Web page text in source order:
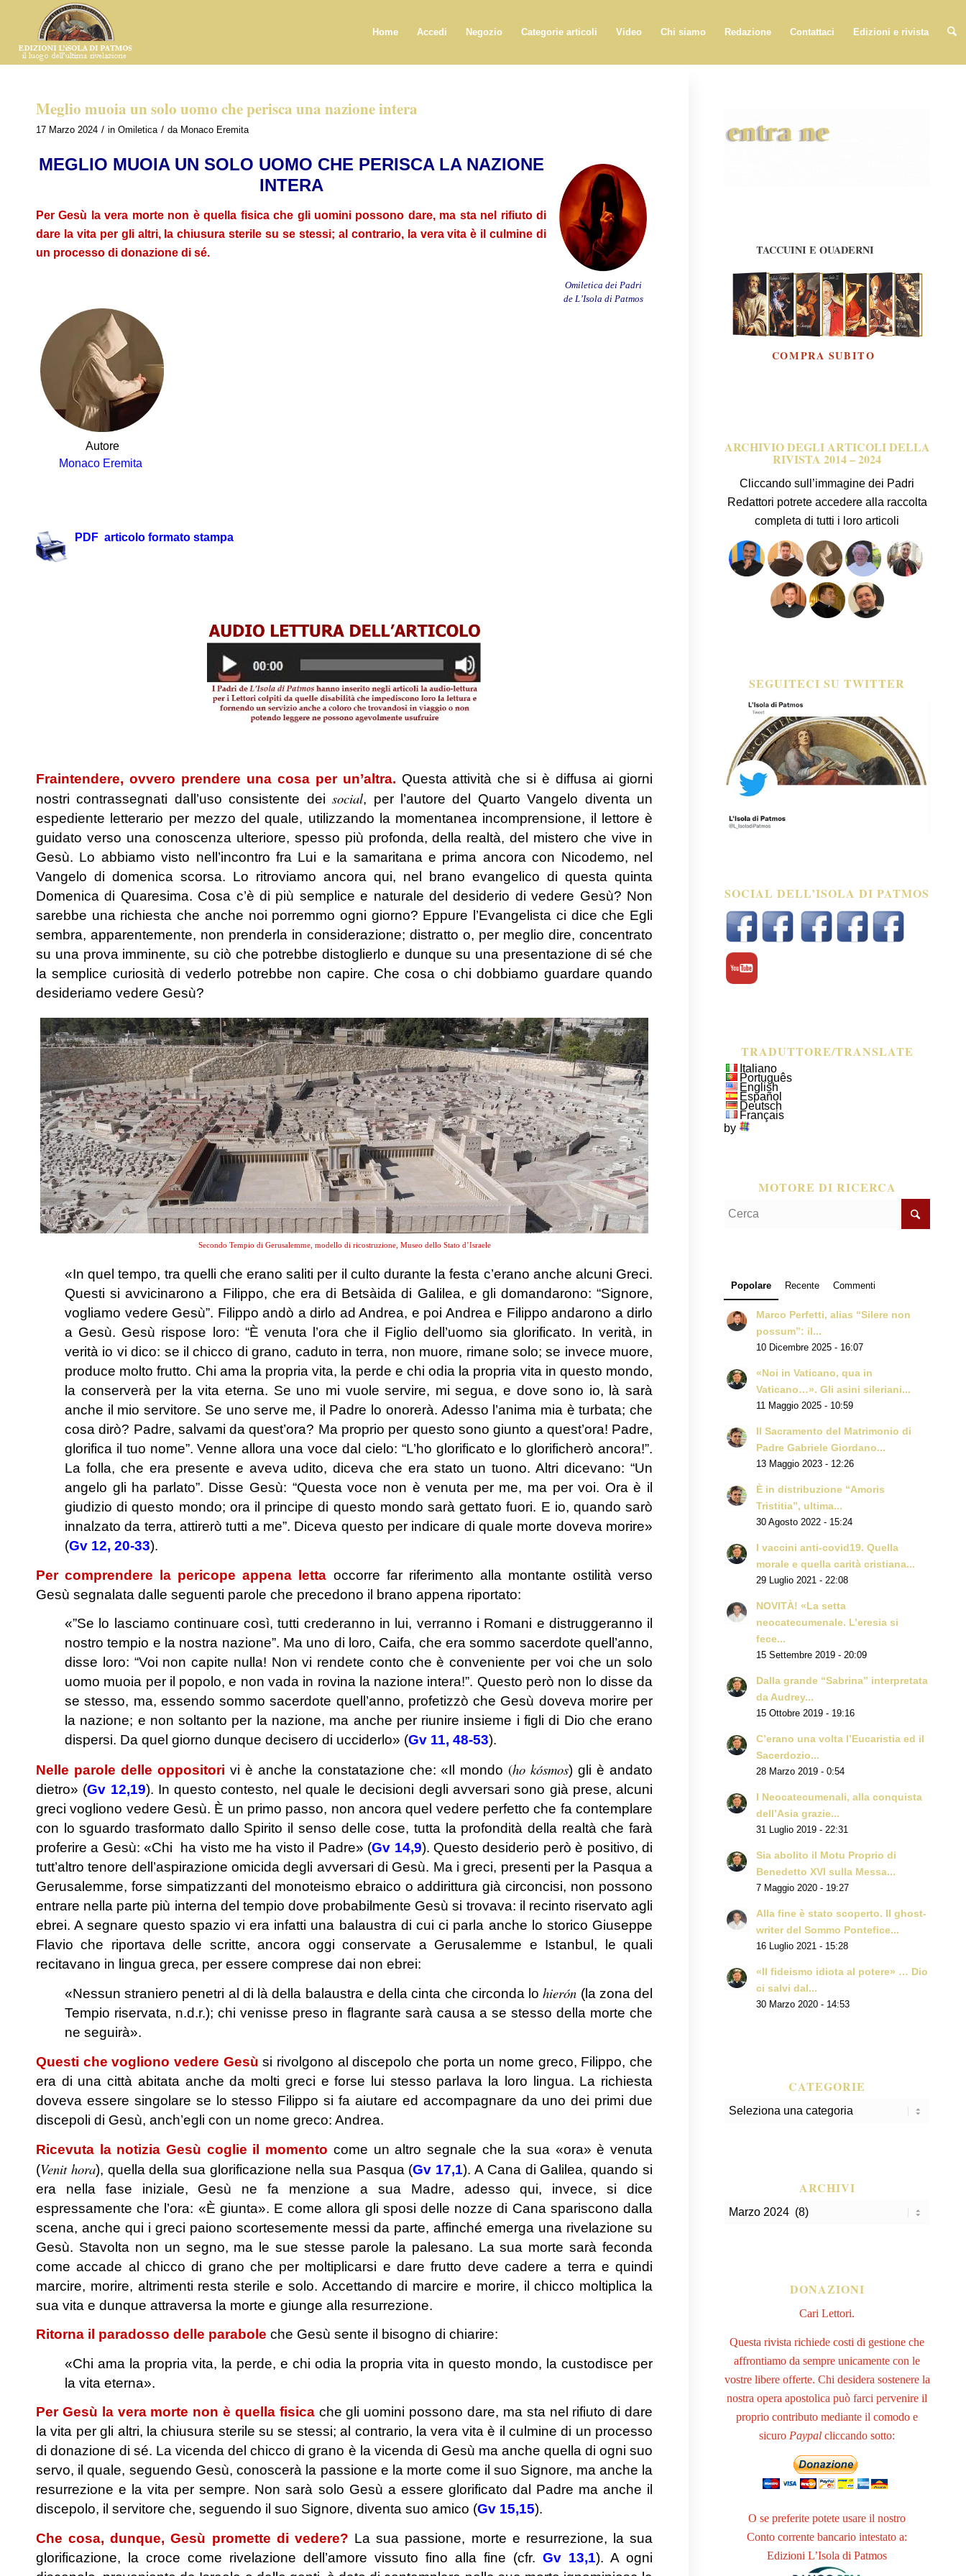
Home Accedi Negozio Categorie articoli Video Chi siamo Redazione Contattaci Edizioni e rivista
Meglio muoia un solo uomo che perisca una nazione intera
17 Marzo 2024 / in Omiletica / da Monaco Eremita
Omiletica dei Padri
de L’Isola di Patmos
MEGLIO MUOIA UN SOLO UOMO CHE PERISCA LA NAZIONE
INTERA
Per Gesù la vera morte non è quella fisica che gli uomini possono dare, ma sta nel rifiuto di
dare la vita per gli altri, la chiusura sterile su se stessi; al contrario, la vera vita è il culmine di
un processo di donazione di sé.
Autore
Monaco Eremita
PDF articolo formato stampa
Fraintendere, ovvero prendere una cosa per un’altra. Questa attività che si è diffusa ai giorni
nostri contrassegnati dall’uso consistente deisocial, per l’autore del Quarto Vangelo diventa un
espediente letterario per mezzo del quale, utilizzando la momentanea incomprensione, il lettore è
guidato verso una conoscenza ulteriore, spesso più profonda, della realtà, del mistero che vive in
Gesù. Lo abbiamo visto nell’incontro fra Lui e la samaritana e prima ancora con Nicodemo, nel
Vangelo di domenica scorsa. Lo ritroviamo ancora qui, nel brano evangelico di questa quinta
Domenica di Quaresima. Cosa c’è di più semplice e naturale del desiderio di vedere Gesù? Non
sarebbe una richiesta che anche noi porremmo ogni giorno? Eppure l’Evangelista ci dice che Egli
sembra, apparentemente, non prenderla in considerazione; distratto o, per meglio dire, concentrato
su una prova imminente, su ciò che potrebbe distoglierlo e dunque su una presentazione di sé che
la semplice curiosità di vederlo potrebbe non capire. Che cosa o chi dobbiamo guardare quando
desideriamo vedere Gesù?
Secondo Tempio di Gerusalemme, modello di ricostruzione, Museo dello Stato d’Israele
«In quel tempo, tra quelli che erano saliti per il culto durante la festa c’erano anche alcuni Greci.
Questi si avvicinarono a Filippo, che era di Betsàida di Galilea, e gli domandarono: “Signore,
vogliamo vedere Gesù”. Filippo andò a dirlo ad Andrea, e poi Andrea e Filippo andarono a dirlo
a Gesù. Gesù rispose loro: “È venuta l’ora che il Figlio dell’uomo sia glorificato. In verità, in
verità io vi dico: se il chicco di grano, caduto in terra, non muore, rimane solo; se invece muore,
produce molto frutto. Chi ama la propria vita, la perde e chi odia la propria vita in questo mondo,
la conserverà per la vita eterna. Se uno mi vuole servire, mi segua, e dove sono io, là sarà
anche il mio servitore. Se uno serve me, il Padre lo onorerà. Adesso l’anima mia è turbata; che
cosa dirò? Padre, salvami da quest’ora? Ma proprio per questo sono giunto a quest’ora! Padre,
glorifica il tuo nome”. Venne allora una voce dal cielo: “L’ho glorificato e lo glorificherò ancora!”.
La folla, che era presente e aveva udito, diceva che era stato un tuono. Altri dicevano: “Un
angelo gli ha parlato”. Disse Gesù: “Questa voce non è venuta per me, ma per voi. Ora è il
giudizio di questo mondo; ora il principe di questo mondo sarà gettato fuori. E io, quando sarò
innalzato da terra, attirerò tutti a me”. Diceva questo per indicare di quale morte doveva morire»
(Gv 12, 20-33).
Per comprendere la pericope appena letta occorre far riferimento alla montante ostilità verso
Gesù segnalata dalle seguenti parole che precedono il brano appena riportato:
«”Se lo lasciamo continuare così, tutti crederanno in lui, verranno i Romani e distruggeranno il
nostro tempio e la nostra nazione”. Ma uno di loro, Caifa, che era sommo sacerdote quell’anno,
disse loro: “Voi non capite nulla! Non vi rendete conto che è conveniente per voi che un solo
uomo muoia per il popolo, e non vada in rovina la nazione intera!”. Questo però non lo disse da
se stesso, ma, essendo sommo sacerdote quell’anno, profetizzò che Gesù doveva morire per
la nazione; e non soltanto per la nazione, ma anche per riunire insieme i figli di Dio che erano
dispersi. Da quel giorno dunque decisero di ucciderlo» (Gv 11, 48-53).
Nelle parole delle oppositori vi è anche la constatazione che: «Il mondo (ho kósmos) gli è andato
dietro» (Gv 12,19). In questo contesto, nel quale le decisioni degli avversari sono già prese, alcuni
greci vogliono vedere Gesù. È un primo passo, non ancora quel vedere perfetto che fa contemplare
con lo sguardo trasformato dallo Spirito il senso delle cose, tutta la profondità della realtà che farà
proferire a Gesù: «Chi ha visto me ha visto il Padre» (Gv 14,9). Questo desiderio però è positivo, di
tutt’altro tenore dell’aspirazione omicida degli avversari di Gesù. Ma i greci, presenti per la Pasqua a
Gerusalemme, forse simpatizzanti del monoteismo ebraico o addirittura già circoncisi, non possono
entrare nella parte più interna del tempio dove probabilmente Gesù si trovava: il recinto riservato agli
ebrei. A segnare questo spazio vi era infatti una balaustra di cui ci parla anche lo storico Giuseppe
Flavio che riportava delle scritte, ancora oggi conservate a Gerusalemme e Istanbul, le quali
recitavano in lingua greca, per essere comprese dai non ebrei:
«Nessun straniero penetri al di là della balaustra e della cinta che circonda lohierón (la zona del
Tempio riservata, n.d.r.); chi venisse preso in flagrante sarà causa a se stesso della morte che
ne seguirà».
Questi che vogliono vedere Gesù si rivolgono al discepolo che porta un nome greco, Filippo, che
era di una città abitata anche da molti greci e forse lui stesso parlava la loro lingua. La richiesta
doveva essere singolare se lo stesso Filippo si fa aiutare ed accompagnare da uno dei primi due
discepoli di Gesù, anch’egli con un nome greco: Andrea.
Ricevuta la notizia Gesù coglie il momento come un altro segnale che la sua «ora» è venuta
(Venit hora), quella della sua glorificazione nella sua Pasqua (Gv 17,1). A Cana di Galilea, quando si
era nella fase iniziale, Gesù ne fa menzione a sua Madre, adesso qui, invece, si dice
espressamente che l’ora: «È giunta». E come allora gli sposi delle nozze di Cana spariscono dalla
scena, anche qui i greci paiono scortesemente messi da parte, affinché emerga una rivelazione su
Gesù. Stavolta non un segno, ma le sue stesse parole la palesano. La sua morte sarà feconda
come accade al chicco di grano che per moltiplicarsi e dare frutto deve cadere a terra e quindi
marcire, morire, altrimenti resta sterile e solo. Accettando di marcire e morire, il chicco moltiplica la
sua vita e dunque attraversa la morte e giunge alla resurrezione.
Ritorna il paradosso delle parabole che Gesù sente il bisogno di chiarire:
«Chi ama la propria vita, la perde, e chi odia la propria vita in questo mondo, la custodisce per
la vita eterna».
Per Gesù la vera morte non è quella fisicache gli uomini possono dare, ma sta nel rifiuto di dare
la vita per gli altri, la chiusura sterile su se stessi; al contrario, la vera vita è il culmine di un processo
di donazione di sé. La vicenda del chicco di grano è la vicenda di Gesù ma anche quella di ogni suo
servo, il quale, seguendo Gesù, conoscerà la passione e la morte come il suo Signore, ma anche la
resurrezione e la vita per sempre. Non sarà solo Gesù a essere glorificato dal Padre ma anche il
discepolo, il servitore che, seguendo il suo Signore, diventa suo amico (Gv 15,15).
Che cosa, dunque, Gesù promette di vedere? La sua passione, morte e resurrezione, la sua
glorificazione, la croce come rivelazione dell’amore vissuto fino alla fine (cfr.Gv 13,1). A ogni
ARCHIVIO DEGLI ARTICOLI DELLA
RIVISTA 2014 – 2024
Cliccando sull’immagine dei Padri
Redattori potrete accedere alla raccolta
completa di tutti i loro articoli
SEGUITECI SU TWITTER
SOCIAL DELL’ISOLA DI PATMOS
TRADUTTORE/TRANSLATE
Italiano
Português
English
Español
Deutsch
Français
by
MOTORE DI RICERCA
Popolare Recente Commenti
Marco Perfetti, alias “Silere non
possum”: il...
10 Dicembre 2025 - 16:07
«Noi in Vaticano, qua in
Vaticano…». Gli asini sileriani...
11 Maggio 2025 - 10:59
Il Sacramento del Matrimonio di
Padre Gabriele Giordano...
13 Maggio 2023 - 12:26
È in distribuzione “Amoris
Tristitia”, ultima...
30 Agosto 2022 - 15:24
I vaccini anti-covid19. Quella
morale e quella carità cristiana...
29 Luglio 2021 - 22:08
NOVITÀ! «La setta
neocatecumenale. L’eresia si
fece...
15 Settembre 2019 - 20:09
Dalla grande “Sabrina” interpretata
da Audrey...
15 Ottobre 2019 - 19:16
C’erano una volta l’Eucaristia ed il
Sacerdozio...
28 Marzo 2019 - 0:54
I Neocatecumenali, alla conquista
dell’Asia grazie...
31 Luglio 2019 - 22:31
Sia abolito il Motu Proprio di
Benedetto XVI sulla Messa...
7 Maggio 2020 - 19:27
Alla fine è stato scoperto. Il ghost-
writer del Sommo Pontefice...
16 Luglio 2021 - 15:28
«Il fideismo idiota al potere» … Dio
ci salvi dal...
30 Marzo 2020 - 14:53
CATEGORIE
Categorie
ARCHIVI
DONAZIONI
Cari Lettori.
Questa rivista richiede costi di gestione che
affrontiamo da sempre unicamente con le
vostre libere offerte. Chi desidera sostenere la
nostra opera apostolica può farci pervenire il
proprio contributo mediante il comodo e
sicuro Paypal cliccando sotto:
O se preferite potete usare il nostro
Conto corrente bancario intestato a:
Edizioni L’Isola di Patmos